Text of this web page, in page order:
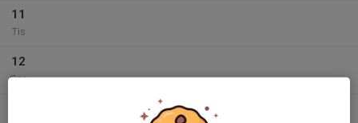
11
Tis
12
Ons